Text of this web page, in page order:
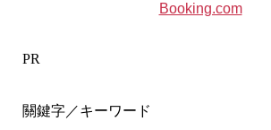
Booking.com
PR
關鍵字／キーワード